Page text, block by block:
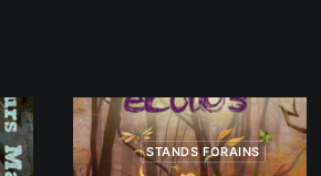
STANDS FORAINS